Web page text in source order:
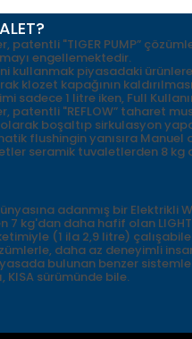
patentli "TIGER PUMP”
engellemektedir.
kullanmak piyasadaki
klozet kapağının
sadece 1 litre iken, Full
patentli "REFLOW” taharet
boşaltıp sirkulasyon
flushingin yanısıra
seramik tuvaletlerden 8
adanmış bir
7 kg'dan daha hafif olan
(1 ila 2,9 litre)
daha az deneyimli
bulunan benzer
KISA sürümünde bile.